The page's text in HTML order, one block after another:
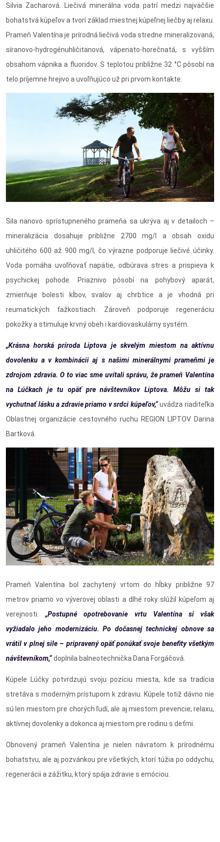
Silvia Zacharová. Liečivá minerálna voda patrí medzi najväčšie
bohatstvá kúpeľov a tvorí základ miestnej kúpeľnej liečby aj relaxu.
Prameň Valentína je prírodná liečivá voda stredne mineralizovaná,
síranovo-hydrogénuhličitanová, vápenato-horečnatá, s vyšším
obsahom vápnika a fluoridov. S teplotou približne 32 °C pôsobí na
telo príjemne hrejivo a uvoľňujúco už pri prvom kontakte.
Sila nanovo sprístupneného prameňa sa ukrýva aj v detailoch –
mineralizácia dosahuje približne 2700 mg/l a obsah oxidu
uhličitého 600 až 900 mg/l, čo výrazne podporuje liečivé účinky.
Voda pomáha uvoľňovať napätie, odbúrava stres a prispieva k
psychickej pohode. Priaznivo pôsobí na pohybový aparát,
zmierňuje bolesti kĺbov, svalov aj chrbtice a je vhodná pri
reumatických ťažkostiach. Zároveň podporuje regeneráciu
pokožky a stimuluje krvný obeh i kardiovaskulárny systém.
„Krásna horská príroda Liptova je skvelým miestom na aktívnu
dovolenku a v kombinácii aj s našimi minerálnymi prameňmi je
zdrojom zdravia. O to viac sme uvítali správu, že prameň Valentína
na Lúčkach je tu opäť pre návštevníkov Liptova. Môžu si tak
vychutnať lásku a zdravie priamo v srdci kúpeľov,“uvádza riaditeľka
Oblastnej organizácie cestovného ruchu REGION LIPTOV Darina
Bartková.
Prameň Valentína bol zachytený vrtom do hĺbky približne 97
metrov priamo vo výverovej oblasti a dlhé roky slúžil kúpeľom aj
verejnosti.„Postupné opotrebovanie vrtu Valentína si však
vyžiadalo jeho modernizáciu. Po dočasnej technickej obnove sa
vrátil v plnej sile – pripravený opäť ponúkať svoje benefity všetkým
návštevníkom,“doplnila balneotechnička Dana Forgáčová.
Kúpele Lúčky potvrdzujú svoju pozíciu miesta, kde sa tradícia
stretáva s moderným prístupom k zdraviu. Kúpele totiž dávno nie
sú len miestom pre chorých ľudí, ale aj miestom prevencie, relaxu,
aktívnej dovolenky a dokonca aj miestom pre rodinu s deťmi.
Obnovený prameň Valentína je nielen návratom k prírodnému
bohatstvu, ale aj pozvánkou pre všetkých, ktorí túžia po oddychu,
regenerácii a zážitku, ktorý spája zdravie s emóciou.